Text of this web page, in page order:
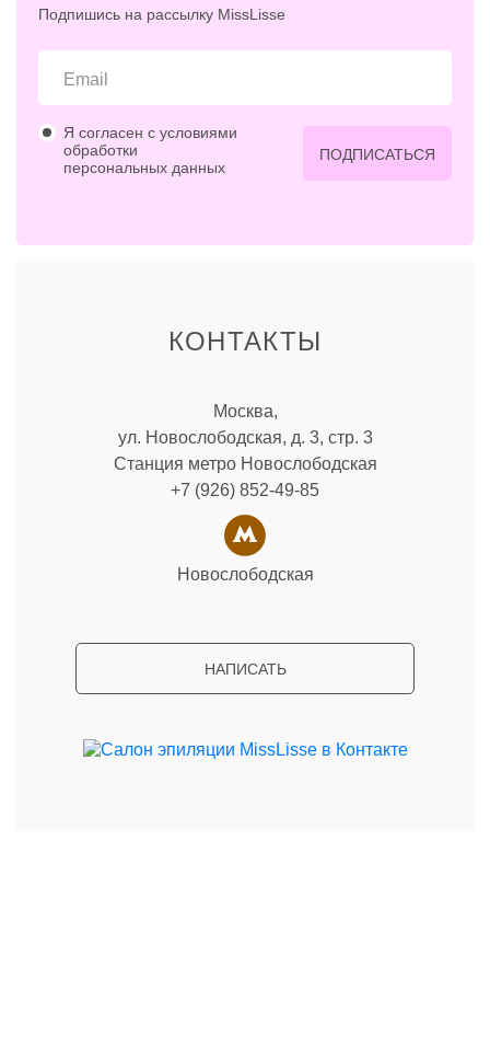
Подпишись на рассылку MissLisse
Я согласен с условиями
обработки
персональных данных
ПОДПИСАТЬСЯ
КОНТАКТЫ
Москва,
ул. Новослободская, д. 3, стр. 3
Станция метро Новослободская
+7 (926) 852-49-85
Новослободская
НАПИСАТЬ